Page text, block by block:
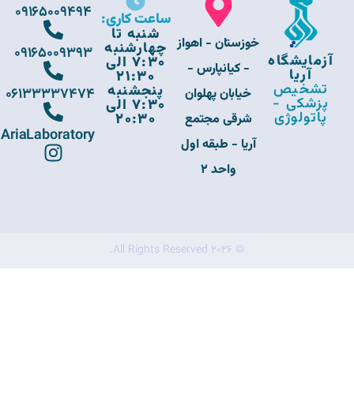
آزمایشگاه
آریا
تشخیص
پزشکی -
پاتولوژی
خوزستان - اهواز
- کیانپارس -
خیابان پهلوان
شرقی مجتمع
آریا - طبقه اول
واحد 2
ساعت کاری:
شنبه تا
چهارشنبه
7:30 الی
21:30
پنجشنبه
7:30 الی
20:30
09165009494
09165009393
06133337474
AriaLaboratory
© 2026 All Rights Reserved.